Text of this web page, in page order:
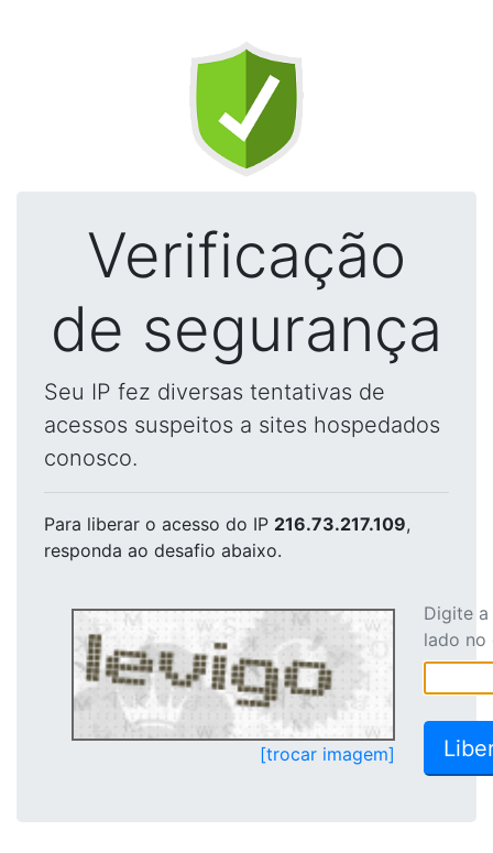
Verificação
de segurança
Seu IP fez diversas tentativas de
acessos suspeitos a sites hospedados
conosco.
Para liberar o acesso do IP 216.73.217.109,
responda ao desafio abaixo.
[trocar imagem]
Digite
lado no